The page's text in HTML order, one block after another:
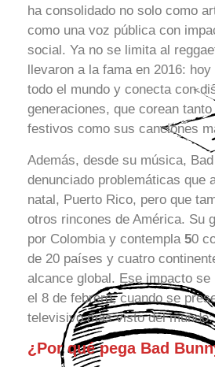
ha consolidado no solo como
como una voz pública con
social. Ya no se limita al
llevaron a la fama en 2016:
todo el mundo y conecta con
generaciones, que corean
festivos como sus canciones
Además, desde su música,
denunciado problemáticas que
natal, Puerto Rico, pero que
otros rincones de América. Su
por Colombia y contempla 50
de 20 países y cuatro
alcance global. Ese impacto se
el 8 de febrero, cuando se
televisivo más visto del
¿Por qué pega Bad